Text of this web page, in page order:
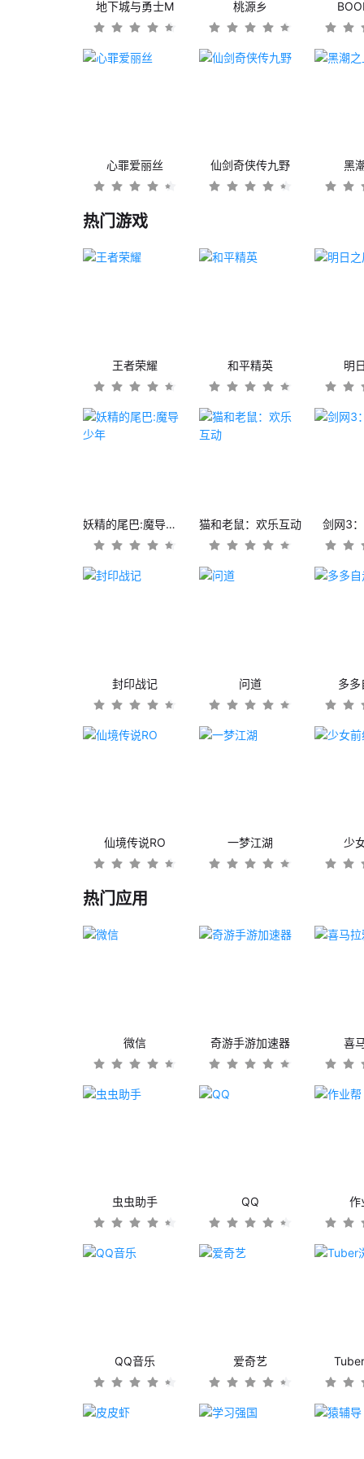
地下城与勇士M 桃源乡
心罪爱丽丝 仙剑奇侠传九野 黑
热门游戏
王者荣耀 和平精英 明
妖精的尾巴:魔导少年 猫和老鼠：欢乐互动 剑网3
封印战记 问道 多多
仙境传说RO 一梦江湖 少
热门应用
微信 奇游手游加速器 喜
虫虫助手 QQ 作
QQ音乐 爱奇艺